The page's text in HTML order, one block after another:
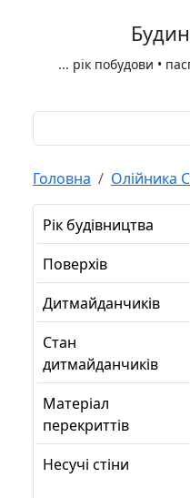
... рік побудови •
Головна Олійника
Рік будівництва
Поверхів
Дитмайданчиків
Стан
дитмайданчиків
Матеріал
перекриттів
Несучі стіни